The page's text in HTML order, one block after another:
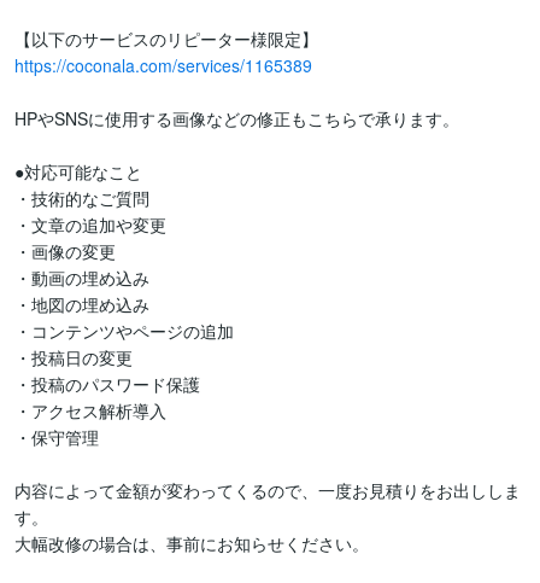
https://coconala.com/services/1165389
HPやSNSに使用する画像などの修正もこちらで承ります。
●対応可能なこと
・技術的なご質問
・文章の追加や変更
・画像の変更
・動画の埋め込み
・地図の埋め込み
・コンテンツやページの追加
・投稿日の変更
・投稿のパスワード保護
・アクセス解析導入
・保守管理
内容によって金額が変わってくるので、一度お見積りをお出ししま
す。
大幅改修の場合は、事前にお知らせください。